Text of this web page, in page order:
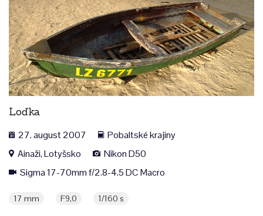
Archív
Vyhľadávanie
Loďka
27. august 2007
Pobaltské krajiny
Ainaži, Lotyšsko
Nikon D50
Sigma 17-70mm f/2.8-4.5 DC Macro
17 mm F9,0 1/160 s